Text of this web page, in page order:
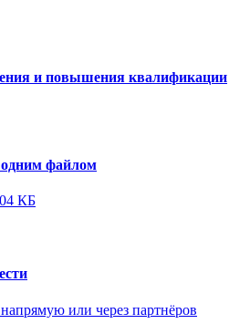
и повышения квалификации
файлом
КБ
или через партнёров